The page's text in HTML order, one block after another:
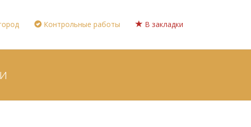
Контрольные работы В закладки